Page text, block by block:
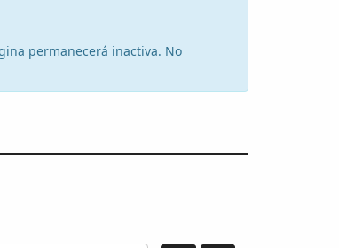
permanecerá inactiva. No